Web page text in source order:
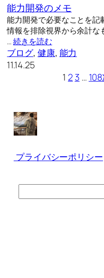
能力開発のメモ
能力開発で必要なことを記
情報を排除視界から余計な
…続きを読む
ブログ, 健康, 能力
11.14.25
1 23 … 108
プライバシーポリシー
索